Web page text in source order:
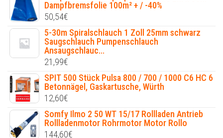
Dampfbremsfolie 100m² + / -40%
50,54€
5-30m Spiralschlauch 1 Zoll 25mm schwarz
Saugschlauch Pumpenschlauch
Ansaugschlauc...
21,99€
SPIT 500 Stück Pulsa 800 / 700 / 1000 C6 HC 6
Betonnägel, Gaskartusche, Würth
12,60€
Somfy Ilmo 2 50 WT 15/17 Rollladen Antrieb
Rollladenmotor Rohrmotor Motor Rollo
144,60€